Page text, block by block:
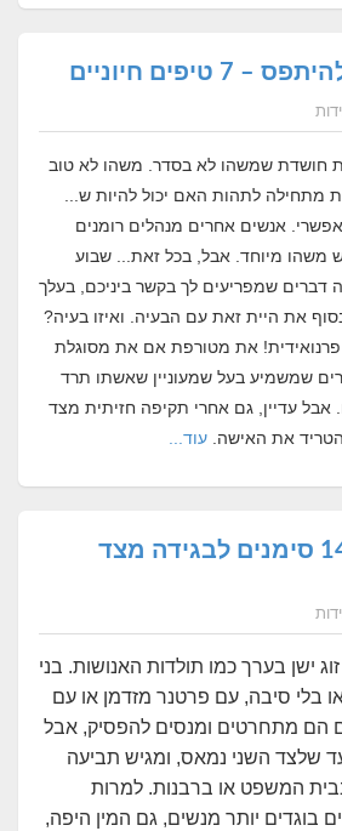
חיוניים
חושדת שמשהו לא בסדר. משהו לא טוב
מתחילה לתהות האם יכול להיות ש...
אנשים אחרים מנהלים רומנים
משהו מיוחד. אבל, בכל זאת... שבוע
שמפריעים לך בקשר ביניכם, בעלך
את היית זאת עם הבעיה. ואיזו בעיה?
את מטורפת אם את מסוגלת
שמשמיע בעל שמעוניין שאשתו תרד
אבל עדיין, גם אחרי תקיפה חזיתית מצד
את האישה. עוד...
בגידות נשים - 14 סימנים לבגידה מצד
ישן בערך כמו תולדות האנושות. בני
בלי סיבה, עם פרטנר מזדמן או עם
הם מתחרטים ומנסים להפסיק, אבל
שלצד השני נמאס, ומגיש תביעה
המשפט או ברבנות. למרות
בוגדים יותר מנשים, גם המין היפה,